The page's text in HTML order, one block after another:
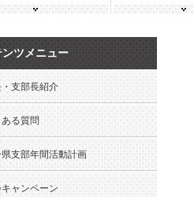
ツメニュー
支部長紹介
る質問
支部年間活動計画
ャンペーン